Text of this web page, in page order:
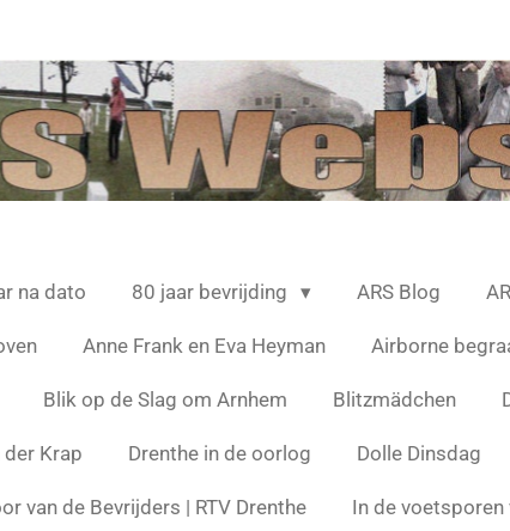
na dato 80 jaar bevrijding ARS Blog
Anne Frank en Eva Heyman Airborne
Blik op de Slag om Arnhem Blitzmädchen
der Krap Drenthe in de oorlog Dolle Dinsdag
van de Bevrijders | RTV Drenthe In de voetsporen